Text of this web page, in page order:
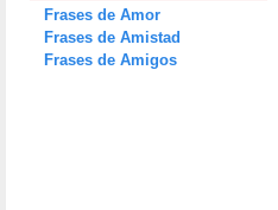
Frases de Amor
Frases de Amistad
Frases de Amigos